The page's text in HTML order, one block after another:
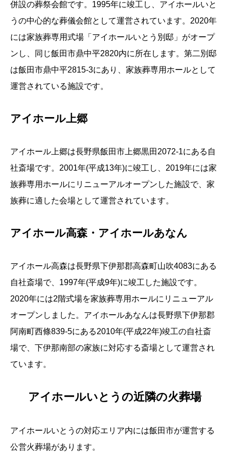
併設の葬祭会館です。1995年に竣工し、アイホールいと
うの中心的な葬儀会館として運営されています。2020年
には家族葬専用式場「アイホールいとう別邸」がオープ
ンし、同じ飯田市鼎中平2820内に所在します。第二別邸
は飯田市鼎中平2815-3にあり、家族葬専用ホールとして
運営されている施設です。
アイホール上郷
アイホール上郷は長野県飯田市上郷黒田2072-1にある自
社斎場です。2001年(平成13年)に竣工し、2019年には家
族葬専用ホールにリニューアルオープンした施設で、家
族葬に適した会場として運営されています。
アイホール高森・アイホールあなん
アイホール高森は長野県下伊那郡高森町山吹4083にある
自社斎場で、1997年(平成9年)に竣工した施設です。
2020年には2階式場を家族葬専用ホールにリニューアル
オープンしました。アイホールあなんは長野県下伊那郡
阿南町西條839-5にある2010年(平成22年)竣工の自社斎
場で、下伊那南部の家族に対応する斎場として運営され
ています。
アイホールいとうの近隣の火葬場
アイホールいとうの対応エリア内には飯田市が運営する
公営火葬場があります。